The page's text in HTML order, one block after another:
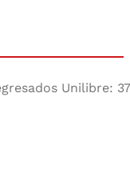
Unilibre: